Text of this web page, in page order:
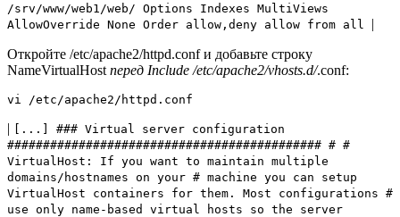
/srv/www/web1/web/ Options Indexes MultiViews
AllowOverride None Order allow,deny allow from all |
Откройте /etc/apache2/httpd.conf и добавьте строку
NameVirtualHost перед Include /etc/apache2/vhosts.d/.conf:
vi /etc/apache2/httpd.conf
|
[...] ### Virtual server configuration
############################################ # #
VirtualHost: If you want to maintain multiple
domains/hostnames on your # machine you can setup
VirtualHost containers for them. Most configurations #
use only name-based virtual hosts so the server